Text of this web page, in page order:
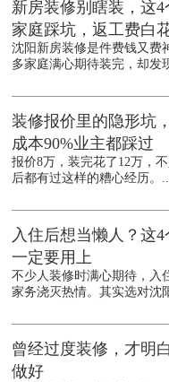
新房装修别瞎装，这4
家庭踩坑，返工费白
沈阳新房装修是件费钱又费
多家庭满心期待装完，却发
装修报价里的隐形坑
成本90%业主都踩过
报价8万，装完花了12万，
后都有过这样的糟心经历。...
入住后想当懒人？这
一定要用上
不少人装修时满心期待，入
家务浇灭热情。其实选对沈
曾经过度装修，才明
做好